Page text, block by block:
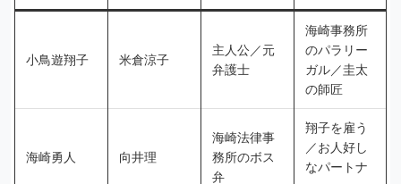
小鳥遊翔子 米倉涼子
主人公／元
弁護士
海崎事務所
のパラリー
ガル／圭太
の師匠
海崎勇人 向井理
海崎法律事
務所のボス
弁
翔子を雇う
／お人好し
なパートナ